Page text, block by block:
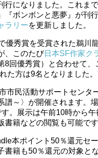
行になりました。これま
『ボンボンと悪夢』が刊
ラリーを更新しました。
優秀賞を受賞された鵜川
、このたび日本SF作家ク
8回優秀賞）と合わせて、
た方は9名となりました。
市民活動サポートセンタ
譜～〉が開催されます。
。展示は午前10時から
書籍などの閲覧も可能です
本ポイント50％還元セ
籍も50％還元の対象と